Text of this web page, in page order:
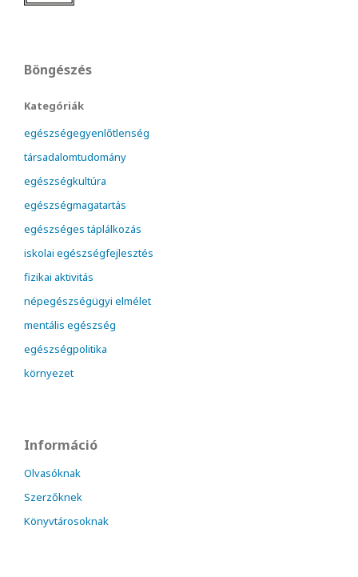
Böngészés
Kategóriák
egészségegyenlőtlenség
társadalomtudomány
egészségkultúra
egészségmagatartás
egészséges táplálkozás
iskolai egészségfejlesztés
fizikai aktivitás
népegészségügyi elmélet
mentális egészség
egészségpolitika
környezet
Információ
Olvasóknak
Szerzőknek
Könyvtárosoknak